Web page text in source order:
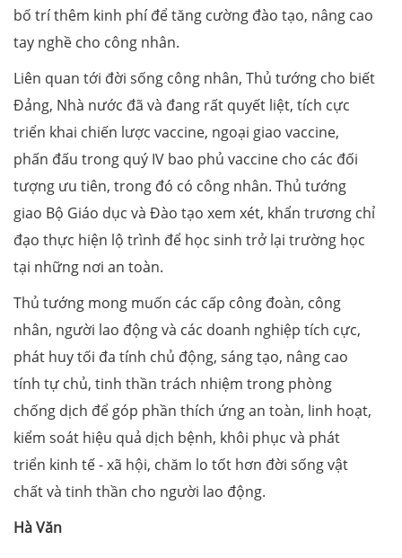
bố trí thêm kinh phí để tăng cường đào tạo, nâng cao
tay nghề cho công nhân.
Liên quan tới đời sống công nhân, Thủ tướng cho biết
Đảng, Nhà nước đã và đang rất quyết liệt, tích cực
triển khai chiến lược vaccine, ngoại giao vaccine,
phấn đấu trong quý IV bao phủ vaccine cho các đối
tượng ưu tiên, trong đó có công nhân. Thủ tướng
giao Bộ Giáo dục và Đào tạo xem xét, khẩn trương chỉ
đạo thực hiện lộ trình để học sinh trở lại trường học
tại những nơi an toàn.
Thủ tướng mong muốn các cấp công đoàn, công
nhân, người lao động và các doanh nghiệp tích cực,
phát huy tối đa tính chủ động, sáng tạo, nâng cao
tính tự chủ, tinh thần trách nhiệm trong phòng
chống dịch để góp phần thích ứng an toàn, linh hoạt,
kiểm soát hiệu quả dịch bệnh, khôi phục và phát
triển kinh tế - xã hội, chăm lo tốt hơn đời sống vật
chất và tinh thần cho người lao động.
Hà Văn